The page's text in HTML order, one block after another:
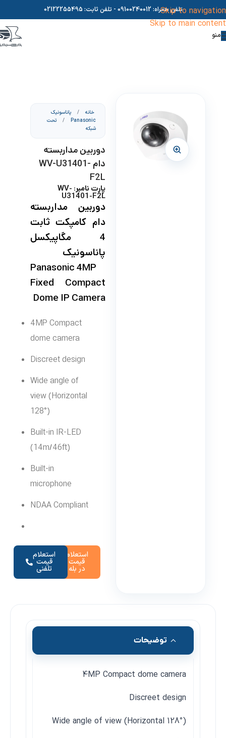
Skip to navigation
Skip to main content
تلفن همراه: 09100240012 - تلفن ثابت: 02122255495
منو
خانه /
پاناسونیک
Panasonic
/
تحت
شبکه
دوربین مداربسته
دام WV-U31401-
F2L
پارت نامبر: WV-
U31401-F2L
دوربین مداربسته
دام کامپکت ثابت
4 مگاپیکسل
پاناسونیک
Panasonic 4MP
Fixed Compact
Dome IP Camera
4MP Compact
dome camera
Discreet design
Wide angle of
view (Horizontal
128°)
Built-in IR-LED
(14m/46ft)
Built-in
microphone
NDAA Compliant
استعلام
قیمت
در بله
استعلام
قیمت
تلفنی
توضیحات
4MP Compact dome camera
Discreet design
Wide angle of view (Horizontal 128°)